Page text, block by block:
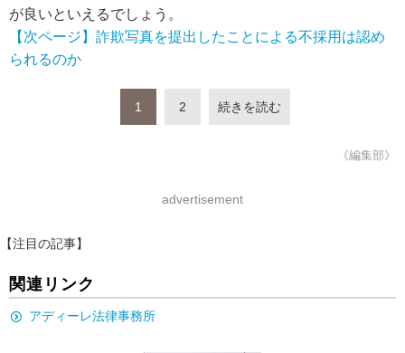
が良いといえるでしょう。
【次ページ】詐欺写真を提出したことによる不採用は認め
られるのか
1 2 続きを読む
《編集部》
advertisement
【注目の記事】
関連リンク
アディーレ法律事務所